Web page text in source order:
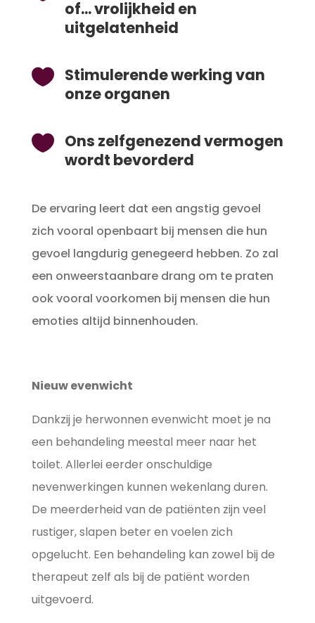
of... vrolijkheid en
uitgelatenheid
 Stimulerende werking van
onze organen
 Ons zelfgenezend vermogen
wordt bevorderd
De ervaring leert dat een angstig gevoel
zich vooral openbaart bij mensen die hun
gevoel langdurig genegeerd hebben. Zo zal
een onweerstaanbare drang om te praten
ook vooral voorkomen bij mensen die hun
emoties altijd binnenhouden.
Nieuw evenwicht
Dankzij je herwonnen evenwicht moet je na
een behandeling meestal meer naar het
toilet. Allerlei eerder onschuldige
nevenwerkingen kunnen wekenlang duren.
De meerderheid van de patiënten zijn veel
rustiger, slapen beter en voelen zich
opgelucht. Een behandeling kan zowel bij de
therapeut zelf als bij de patiënt worden
uitgevoerd.